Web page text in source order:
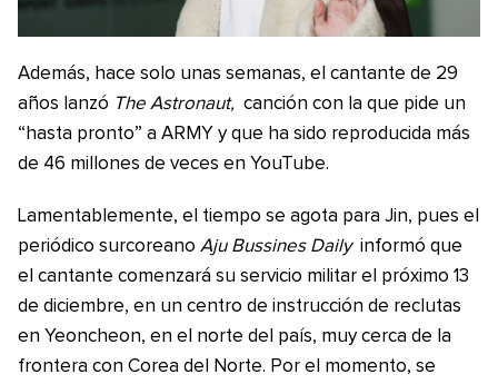
Además, hace solo unas semanas, el cantante de 29
años lanzó The Astronaut, canción con la que pide un
“hasta pronto” a ARMY y que ha sido reproducida más
de 46 millones de veces en YouTube.
Lamentablemente, el tiempo se agota para Jin, pues el
periódico surcoreano Aju Bussines Daily informó que
el cantante comenzará su servicio militar el próximo 13
de diciembre, en un centro de instrucción de reclutas
en Yeoncheon, en el norte del país, muy cerca de la
frontera con Corea del Norte. Por el momento, se